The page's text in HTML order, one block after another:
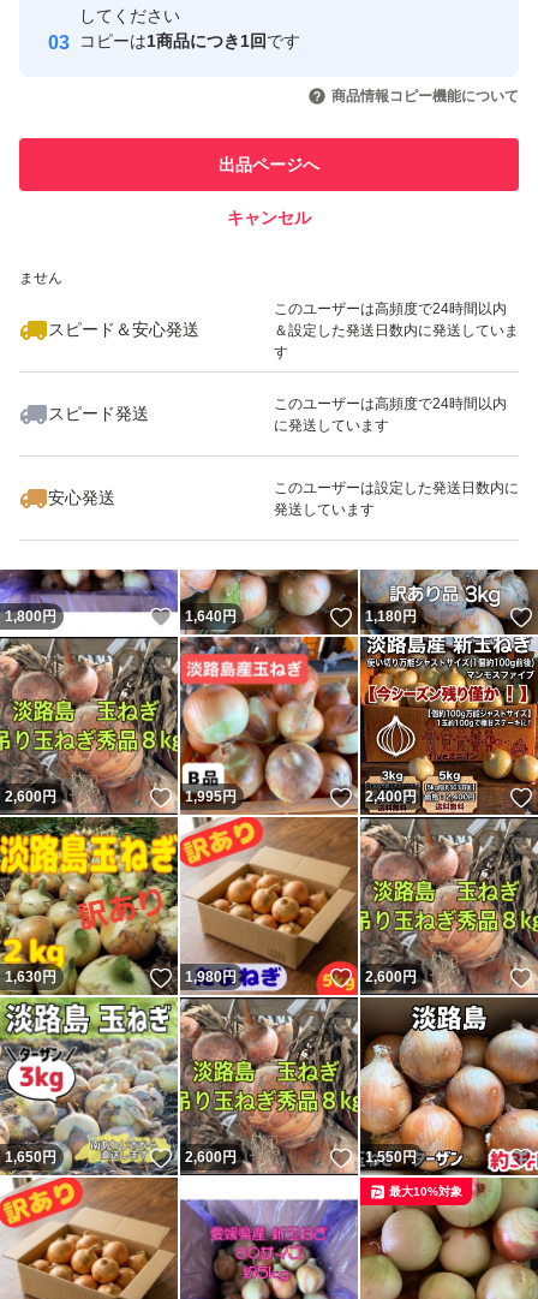
数が数日かかりますので品質は保証出来かねます。
特徴農家直送,訳あり
取引実績
引を完了させた実績があります
での取引実績があります
ません
スピード＆安心発送
このユーザーは高頻度で24時間以内
＆設定した発送日数内に発送していま
す
スピード発送
このユーザーは高頻度で24時間以内
に発送しています
安心発送
このユーザーは設定した発送日数内に
発送しています
してください
コピーは1商品につき1回です
商品情報コピー機能について
出品ページへ
キャンセル
いいね！
2,100
1,800円 いいね！
1,640円 いいね！
1,180円
2,600円 いいね！
1,995円 いいね！
2,400円
1,630円 いいね！
1,980円 いいね！
2,600円
1,650円 いいね！
2,600円 いいね！
1,550円
最大10%対象